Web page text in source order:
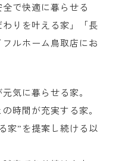
で快適に暮らせる
りを叶える家」「長
ルホーム鳥取店にお
気に暮らせる家。
時間が充実する家。
家”を提案し続ける以